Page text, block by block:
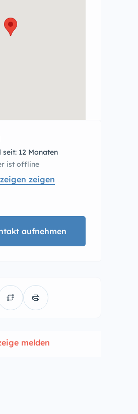
12 Monaten
ist offline
zeigen
aufnehmen
melden